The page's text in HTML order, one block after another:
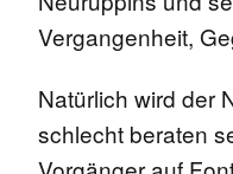
Vergangenheit,
Natürlich wird der
schlecht beraten